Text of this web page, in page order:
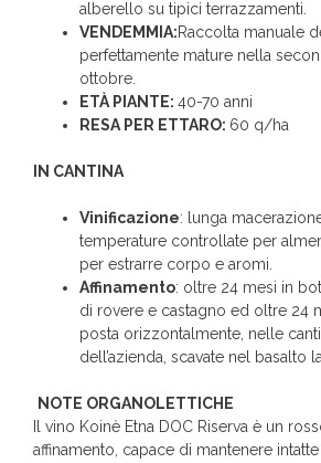
alberello su tipici terrazzamenti.
VENDEMMIA:Raccolta manuale
perfettamente mature nella
ottobre.
ETÀ PIANTE: 40-70 anni
RESA PER ETTARO: 60 q/ha
IN CANTINA
Vinificazione: lunga
temperature controllate per
per estrarre corpo e aromi.
Affinamento: oltre 24 mesi in
di rovere e castagno ed oltre 24
posta orizzontalmente, nelle
dell’azienda, scavate nel basalto
NOTE ORGANOLETTICHE
Il vino Koinè Etna DOC Riserva è un
affinamento, capace di mantenere